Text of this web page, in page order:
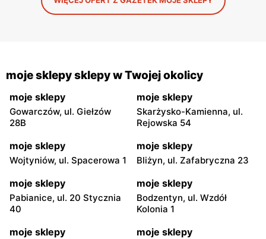
moje sklepy sklepy w Twojej okolicy
moje sklepy
Gowarczów, ul. Giełzów
28B
moje sklepy
Skarżysko-Kamienna, ul.
Rejowska 54
moje sklepy
Wojtyniów, ul. Spacerowa 1
moje sklepy
Bliżyn, ul. Zafabryczna 23
moje sklepy
Pabianice, ul. 20 Stycznia
40
moje sklepy
Bodzentyn, ul. Wzdół
Kolonia 1
moje sklepy moje sklepy